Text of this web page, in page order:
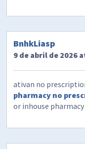
BnhkLiasp
9 de abril de 2026
ativan no
pharmacy no
or inhouse pharmacy